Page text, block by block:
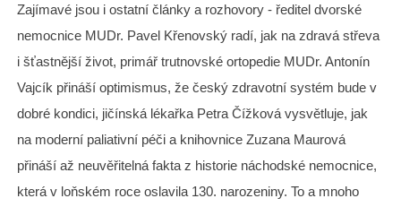
Zajímavé jsou i ostatní články a rozhovory - ředitel dvorské
nemocnice MUDr. Pavel Křenovský radí, jak na zdravá střeva
i šťastnější život, primář trutnovské ortopedie MUDr. Antonín
Vajcík přináší optimismus, že český zdravotní systém bude v
dobré kondici, jičínská lékařka Petra Čížková vysvětluje, jak
na moderní paliativní péči a knihovnice Zuzana Maurová
přináší až neuvěřitelná fakta z historie náchodské nemocnice,
která v loňském roce oslavila 130. narozeniny. To a mnoho